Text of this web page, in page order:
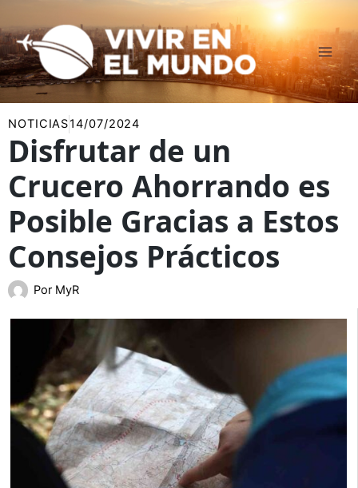
al
contenido
NOTICIAS14/07/2024
Disfrutar de un
Crucero Ahorrando es
Posible Gracias a Estos
Consejos Prácticos
Por MyR